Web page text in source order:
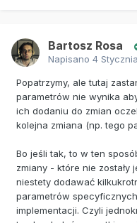
Bartosz Rosa
Napisano 4
Popatrzymy, ale tutaj
parametrów nie wynika
ich dodaniu do zmian
kolejna zmiana (np. tego
Bo jeśli tak, to w ten
zmiany - które nie zostały
niestety dodawać
parametrów
implementacji. Czyli